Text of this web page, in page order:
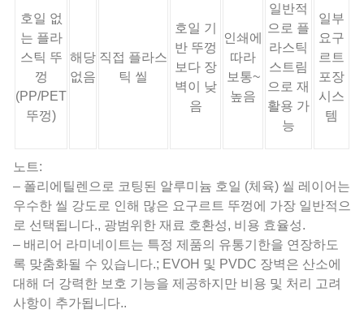
호일 없
는 플라
스틱 뚜
껑
(PP/PET
뚜껑)
해당
없음
직접 플라스
틱 씰
호일 기
반 뚜껑
보다 장
벽이 낮
음
인쇄에
따라
보통~
높음
일반적
으로 플
라스틱
스트림
으로 재
활용 가
능
일부
요구
르트
포장
시스
템
노트:
– 폴리에틸렌으로 코팅된 알루미늄 호일 (체육) 씰 레이어는
우수한 씰 강도로 인해 많은 요구르트 뚜껑에 가장 일반적으
로 선택됩니다., 광범위한 재료 호환성, 비용 효율성.
– 배리어 라미네이트는 특정 제품의 유통기한을 연장하도
록 맞춤화될 수 있습니다.; EVOH 및 PVDC 장벽은 산소에
대해 더 강력한 보호 기능을 제공하지만 비용 및 처리 고려
사항이 추가됩니다..